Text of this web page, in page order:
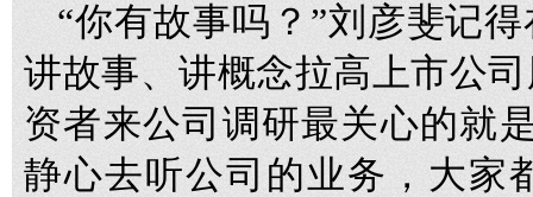
“你有故事吗？”刘彦斐记
讲故事、讲概念拉高上市公
资者来公司调研最关心的就
静心去听公司的业务，大家